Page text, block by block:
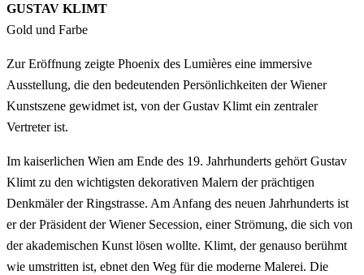
GUSTAV KLIMT
Gold und Farbe
Zur Eröffnung zeigte Phoenix des Lumières eine immersive
Ausstellung, die den bedeutenden Persönlichkeiten der Wiener
Kunstszene gewidmet ist, von der Gustav Klimt ein zentraler
Vertreter ist.
Im kaiserlichen Wien am Ende des 19. Jahrhunderts gehört Gustav
Klimt zu den wichtigsten dekorativen Malern der prächtigen
Denkmäler der Ringstrasse. Am Anfang des neuen Jahrhunderts ist
er der Präsident der Wiener Secession, einer Strömung, die sich von
der akademischen Kunst lösen wollte. Klimt, der genauso berühmt
wie umstritten ist, ebnet den Weg für die moderne Malerei. Die